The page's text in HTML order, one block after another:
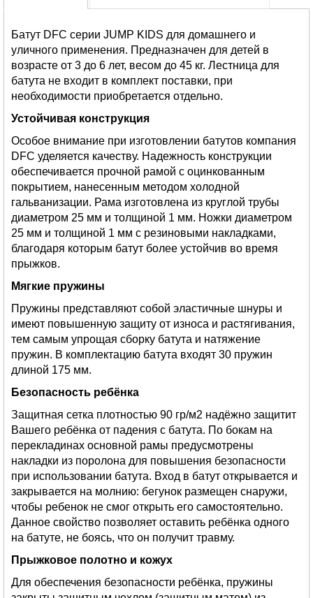
Батут DFC серии JUMP KIDS для домашнего и
уличного применения. Предназначен для детей в
возрасте от 3 до 6 лет, весом до 45 кг. Лестница для
батута не входит в комплект поставки, при
необходимости приобретается отдельно.
Устойчивая конструкция
Особое внимание при изготовлении батутов компания
DFC уделяется качеству. Надежность конструкции
обеспечивается прочной рамой с оцинкованным
покрытием, нанесенным методом холодной
гальванизации. Рама изготовлена из круглой трубы
диаметром 25 мм и толщиной 1 мм. Ножки диаметром
25 мм и толщиной 1 мм с резиновыми накладками,
благодаря которым батут более устойчив во время
прыжков.
Мягкие пружины
Пружины представляют собой эластичные шнуры и
имеют повышенную защиту от износа и растягивания,
тем самым упрощая сборку батута и натяжение
пружин. В комплектацию батута входят 30 пружин
длиной 175 мм.
Безопасность ребёнка
Защитная сетка плотностью 90 гр/м2 надёжно защитит
Вашего ребёнка от падения с батута. По бокам на
перекладинах основной рамы предусмотрены
накладки из поролона для повышения безопасности
при использовании батута. Вход в батут открывается и
закрывается на молнию: бегунок размещен снаружи,
чтобы ребенок не смог открыть его самостоятельно.
Данное свойство позволяет оставить ребёнка одного
на батуте, не боясь, что он получит травму.
Прыжковое полотно и кожух
Для обеспечения безопасности ребёнка, пружины